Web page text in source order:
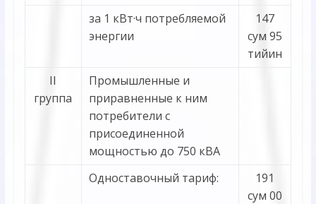
за 1 кВт·ч потребляемой
энергии
147
сум 95
тийин
II
группа
Промышленные и
приравненные к ним
потребители с
присоединенной
мощностью до 750 кВА
Одноставочный тариф:
191
сум 00